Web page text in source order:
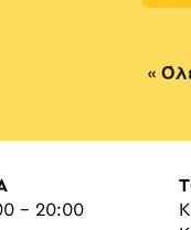
«
- 20:00